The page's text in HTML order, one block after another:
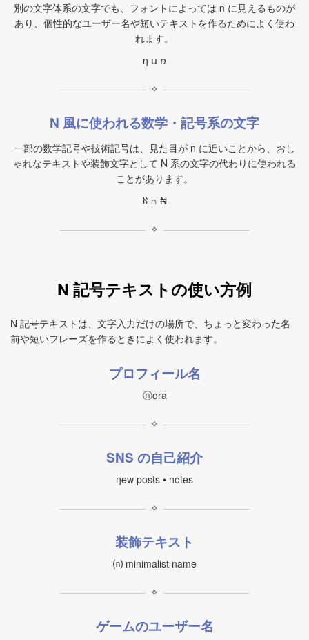
別の文字体系の文字でも、フォントによっては n に見えるものが
あり、個性的なユーザー名や短いテキストを作るためによく使わ
れます。
η ս ռ
✧
N 風に使われる数学・記号系の文字
一部の数学記号や技術記号は、見た目が n に近いことから、おし
ゃれなテキストや装飾文字として N 系の文字の代わりに使われる
ことがあります。
ℵ ∩ ₦
✧
N 記号テキストの使い方例
N 記号テキストは、文字入力だけの場所で、ちょっと変わった名
前や短いフレーズを作るときによく使われます。
プロフィール名
ⓝora
✧
SNS の自己紹介
ηew posts • notes
✧
装飾テキスト
⒩ minimalist name
✧
ゲームのユーザー名